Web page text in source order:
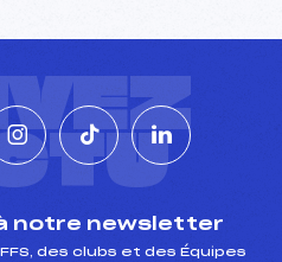
notre newsletter
des clubs et des Équipes